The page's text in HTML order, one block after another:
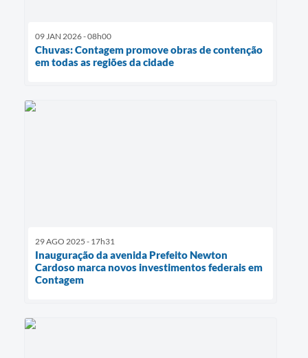
09 JAN 2026 - 08h00
Chuvas: Contagem promove obras de contenção
em todas as regiões da cidade
29 AGO 2025 - 17h31
Inauguração da avenida Prefeito Newton
Cardoso marca novos investimentos federais em
Contagem